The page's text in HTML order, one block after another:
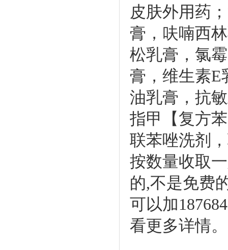
皮肤外用药
膏，呋喃西
松乳膏，氯
膏，维生素E
油乳膏，抗
指甲【复方
联苯唑洗剂
按数量收取
的,不是免费
可以加
看更多详情。